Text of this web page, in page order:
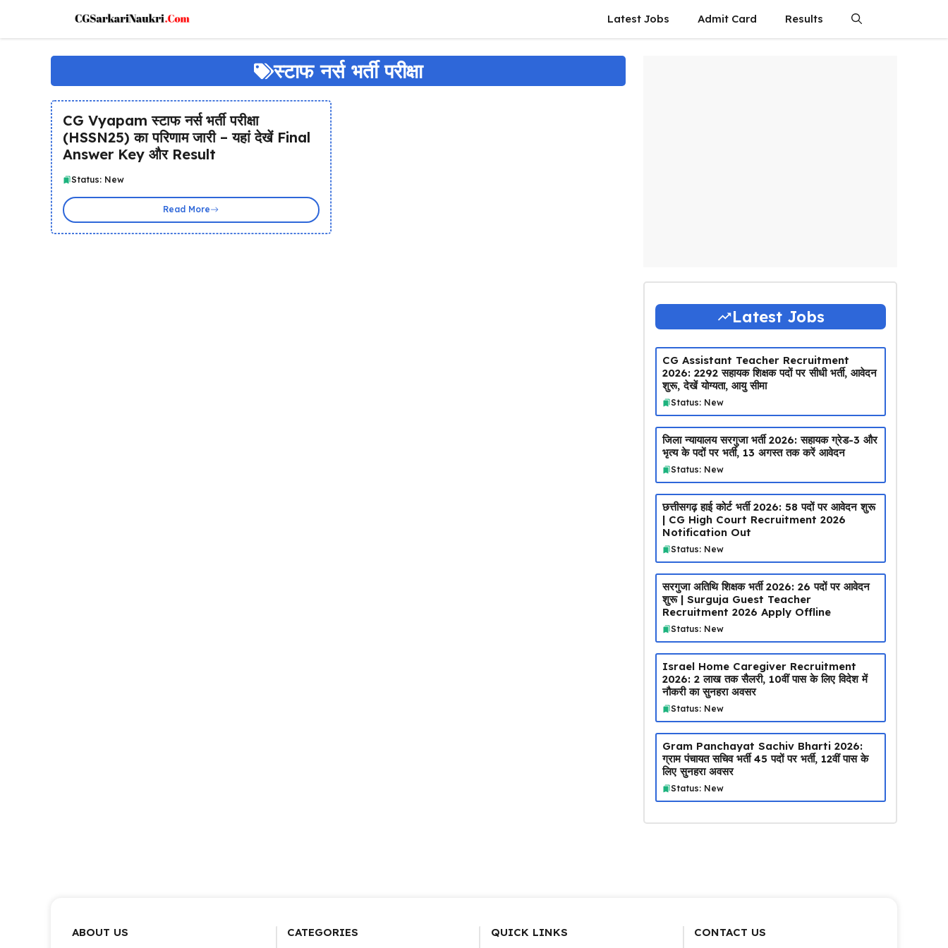
content
Latest Jobs Admit Card Results
स्टाफ नर्स भर्ती परीक्षा
CG Vyapam स्टाफ नर्स भर्ती परीक्षा
(HSSN25) का परिणाम जारी – यहां देखें Final
Answer Key और Result
Status: New
Read More
Latest Jobs
CG Assistant Teacher Recruitment
2026: 2292 सहायक शिक्षक पदों पर सीधी भर्ती, आवेदन
शुरू, देखें योग्यता, आयु सीमा
Status: New
जिला न्यायालय सरगुजा भर्ती 2026: सहायक ग्रेड-3 और
भृत्य के पदों पर भर्ती, 13 अगस्त तक करें आवेदन
Status: New
छत्तीसगढ़ हाई कोर्ट भर्ती 2026: 58 पदों पर आवेदन शुरू
| CG High Court Recruitment 2026
Notification Out
Status: New
सरगुजा अतिथि शिक्षक भर्ती 2026: 26 पदों पर आवेदन
शुरू | Surguja Guest Teacher
Recruitment 2026 Apply Offline
Status: New
Israel Home Caregiver Recruitment
2026: ₹2 लाख तक सैलरी, 10वीं पास के लिए विदेश में
नौकरी का सुनहरा अवसर
Status: New
Gram Panchayat Sachiv Bharti 2026:
ग्राम पंचायत सचिव भर्ती 45 पदों पर भर्ती, 12वीं पास के
लिए सुनहरा अवसर
Status: New
ABOUT US CATEGORIES QUICK LINKS CONTACT US